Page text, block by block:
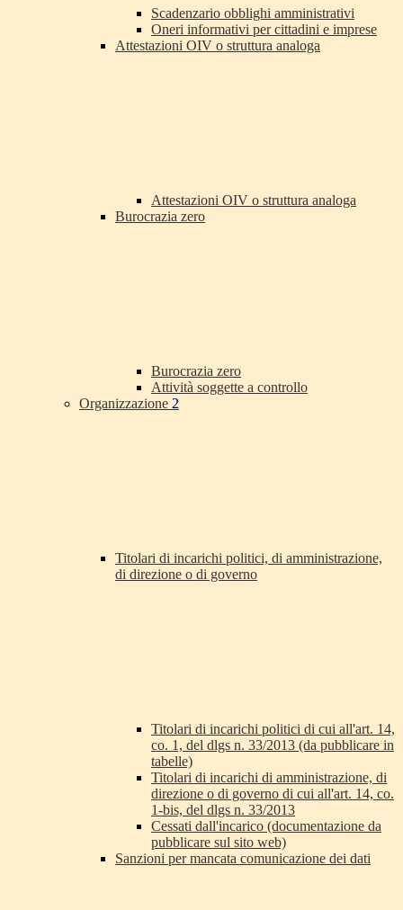
Scadenzario obblighi amministrativi
Oneri informativi per cittadini e imprese
Attestazioni OIV o struttura analoga
Attestazioni OIV o struttura analoga
Burocrazia zero
Burocrazia zero
Attività soggette a controllo
Organizzazione 2
Titolari di incarichi politici, di amministrazione,
di direzione o di governo
Titolari di incarichi politici di cui all'art. 14,
co. 1, del dlgs n. 33/2013 (da pubblicare in
tabelle)
Titolari di incarichi di amministrazione, di
direzione o di governo di cui all'art. 14, co.
1-bis, del dlgs n. 33/2013
Cessati dall'incarico (documentazione da
pubblicare sul sito web)
Sanzioni per mancata comunicazione dei dati